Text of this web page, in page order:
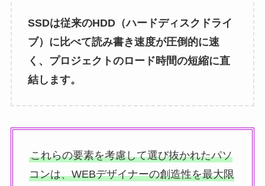
SSDは従来のHDD（ハードディスクドライ
ブ）に比べて読み書き速度が圧倒的に速
く、プロジェクトのロード時間の短縮に直
結します。
これらの要素を考慮して選び抜かれたパソ
コンは、WEBデザイナーの創造性を最大限